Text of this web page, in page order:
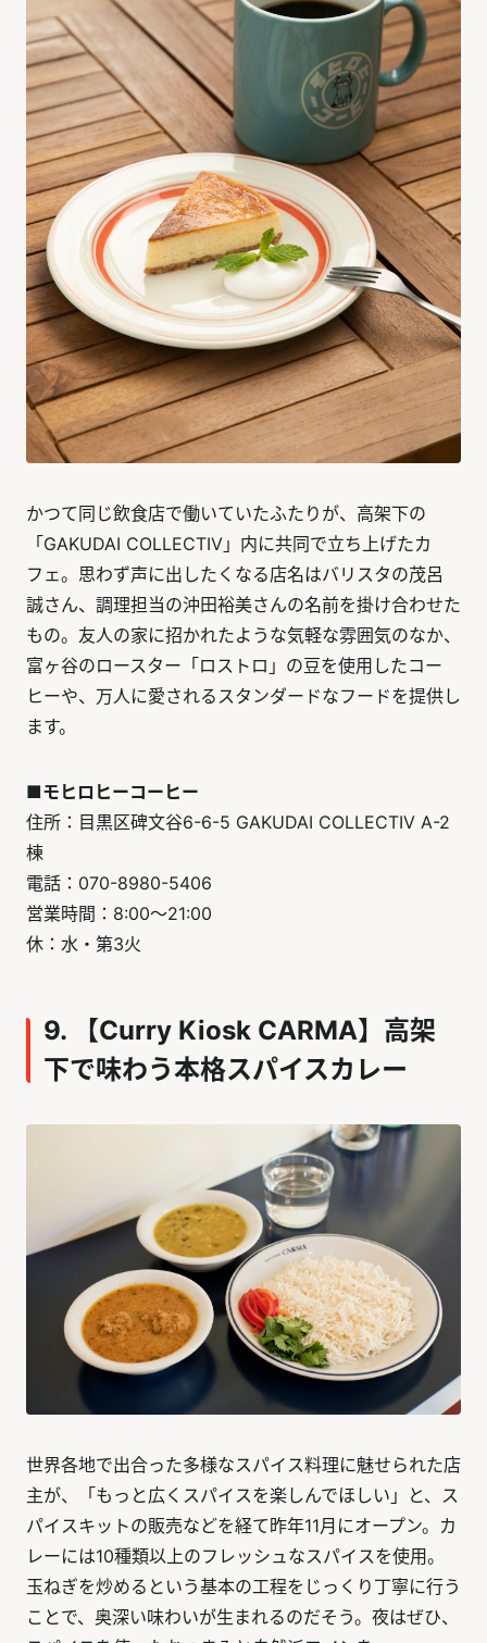
かつて同じ飲食店で働いていたふたりが、高架下の
「GAKUDAI COLLECTIV」内に共同で立ち上げたカ
フェ。思わず声に出したくなる店名はバリスタの茂呂
誠さん、調理担当の沖田裕美さんの名前を掛け合わせた
もの。友人の家に招かれたような気軽な雰囲気のなか、
富ヶ谷のロースター「ロストロ」の豆を使用したコー
ヒーや、万人に愛されるスタンダードなフードを提供し
ます。
■モヒロヒーコーヒー
住所：目黒区碑文谷6-6-5 GAKUDAI COLLECTIV A-2
棟
電話：070-8980-5406
営業時間：8:00～21:00
休：水・第3火
9. 【Curry Kiosk CARMA】高架
下で味わう本格スパイスカレー
世界各地で出合った多様なスパイス料理に魅せられた店
主が、「もっと広くスパイスを楽しんでほしい」と、ス
パイスキットの販売などを経て昨年11月にオープン。カ
レーには10種類以上のフレッシュなスパイスを使用。
玉ねぎを炒めるという基本の工程をじっくり丁寧に行う
ことで、奥深い味わいが生まれるのだそう。夜はぜひ、